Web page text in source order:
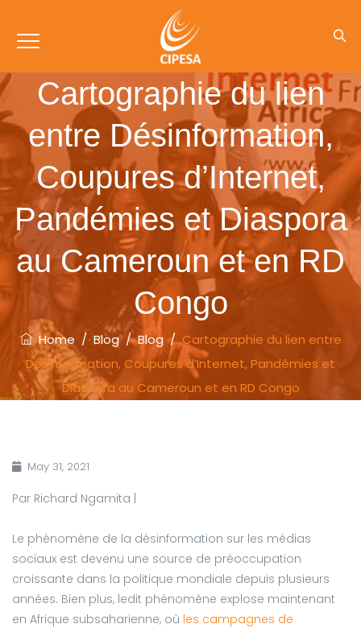
Cartographie du lien
entre Désinformation,
Coupures d’Internet,
Pandémies et Diaspora
au Cameroun et en RD
Congo
Home / Blog/Blog/Cartographie du lien entre
Désinformation, Coupures d’Internet, Pandémies et
Diaspora au Cameroun et en RD Congo
May 31, 2021
Par Richard Ngamita |
Le phénomène de la désinformation sur les médias
sociaux est devenu une source de préoccupation
croissante dans la politique mondiale depuis plusieurs
années. Bien plus, ledit phénomène explose maintenant
en Afrique subsaharienne, où les campagnes de